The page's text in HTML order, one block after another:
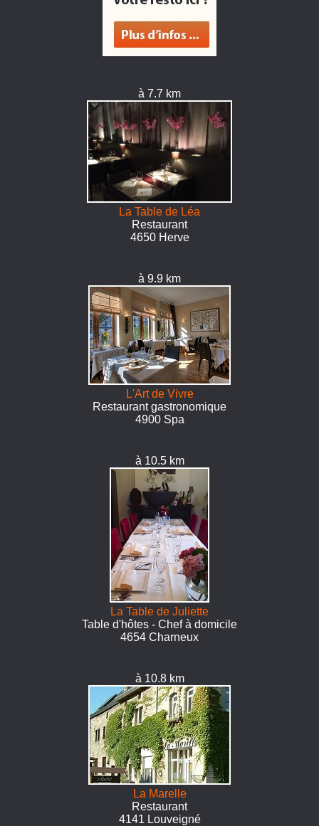
à 7.7 km
La Table de Léa
Restaurant
4650 Herve
à 9.9 km
L'Art de Vivre
Restaurant gastronomique
4900 Spa
à 10.5 km
La Table de Juliette
Table d'hôtes - Chef à domicile
4654 Charneux
à 10.8 km
La Marelle
Restaurant
4141 Louveigné